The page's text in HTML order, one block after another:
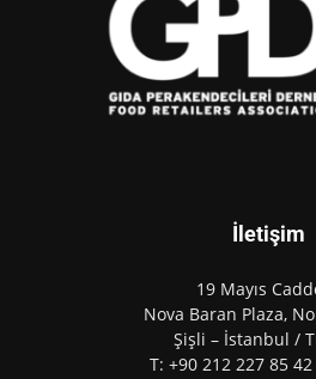
İletişim
19 Mayıs
Nova Baran Plaza,
Şişli – İstanbul /
T: +90 212 227 85 42